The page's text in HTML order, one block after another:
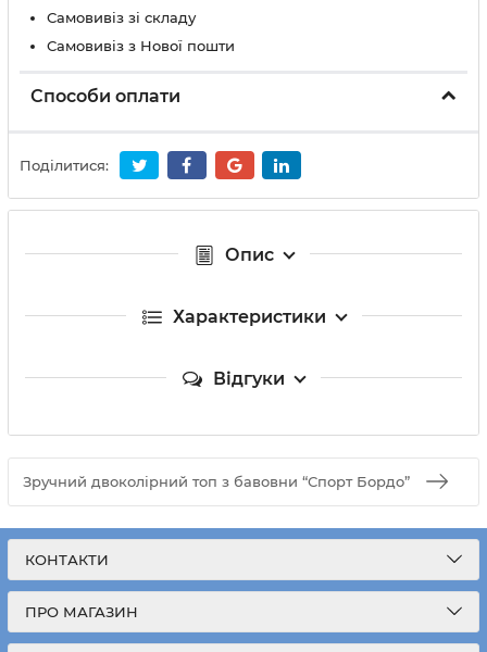
Самовивіз зі складу
Самовивіз з Нової пошти
Способи оплати
Поділитися:
Опис
Характеристики
Відгуки
Зручний двоколірний топ з бавовни “Спорт Бордо”
КОНТАКТИ
ПРО МАГАЗИН